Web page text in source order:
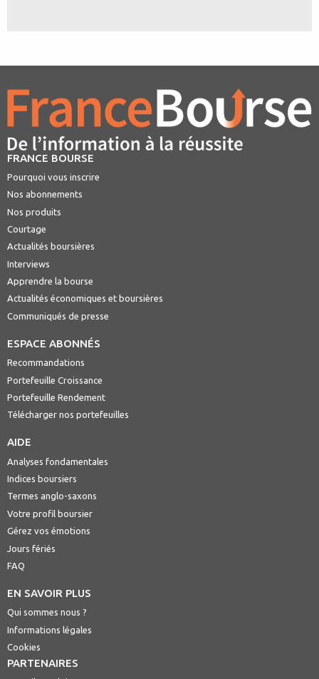
FRANCE BOURSE
Pourquoi vous inscrire
Nos abonnements
Nos produits
Courtage
Actualités boursières
Interviews
Apprendre la bourse
Actualités économiques et boursières
Communiqués de presse
ESPACE ABONNÉS
Recommandations
Portefeuille Croissance
Portefeuille Rendement
Télécharger nos portefeuilles
AIDE
Analyses fondamentales
Indices boursiers
Termes anglo-saxons
Votre profil boursier
Gérez vos émotions
Jours fériés
FAQ
EN SAVOIR PLUS
Qui sommes nous ?
Informations légales
Cookies
PARTENAIRES